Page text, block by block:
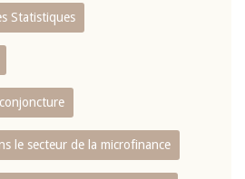
Statistiques
le secteur de la microfinance